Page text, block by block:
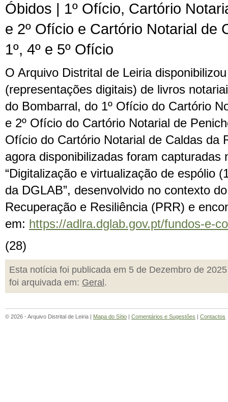
Óbidos | 1º Ofício, Cartório
e 2º Ofício e Cartório Notarial de
1º, 4º e 5º Ofício
O Arquivo Distrital de Leiria
(representações digitais) de livros
do Bombarral, do 1º Ofício do Cartório
e 2º Ofício do Cartório Notarial de
Ofício do Cartório Notarial de Caldas da
agora disponibilizadas foram capturadas
“Digitalização e virtualização de espólio
da DGLAB”, desenvolvido no contexto
Recuperação e Resiliência (PRR) e
em: https://adlra.dglab.gov.pt/fundos-e-
(28)
Esta notícia foi publicada em 5 de Dezembro de
foi arquivada em: Geral .
© 2026 - Arquivo Distrital de Leiria | Mapa do Sítio | Comentários e Sugestões | Contactos